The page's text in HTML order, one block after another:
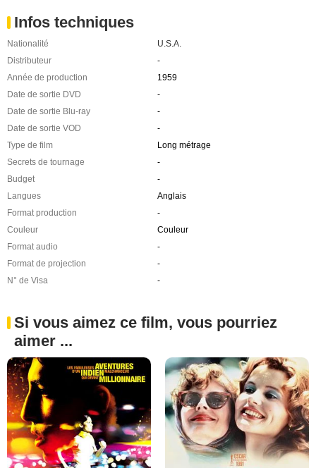
Infos techniques
Nationalité
U.S.A.
Distributeur
-
Année de production
1959
Date de sortie DVD
-
Date de sortie Blu-ray
-
Date de sortie VOD
-
Type de film
Long métrage
Secrets de tournage
-
Budget
-
Langues
Anglais
Format production
-
Couleur
Couleur
Format audio
-
Format de projection
-
N° de Visa
-
Si vous aimez ce film, vous pourriez
aimer ...